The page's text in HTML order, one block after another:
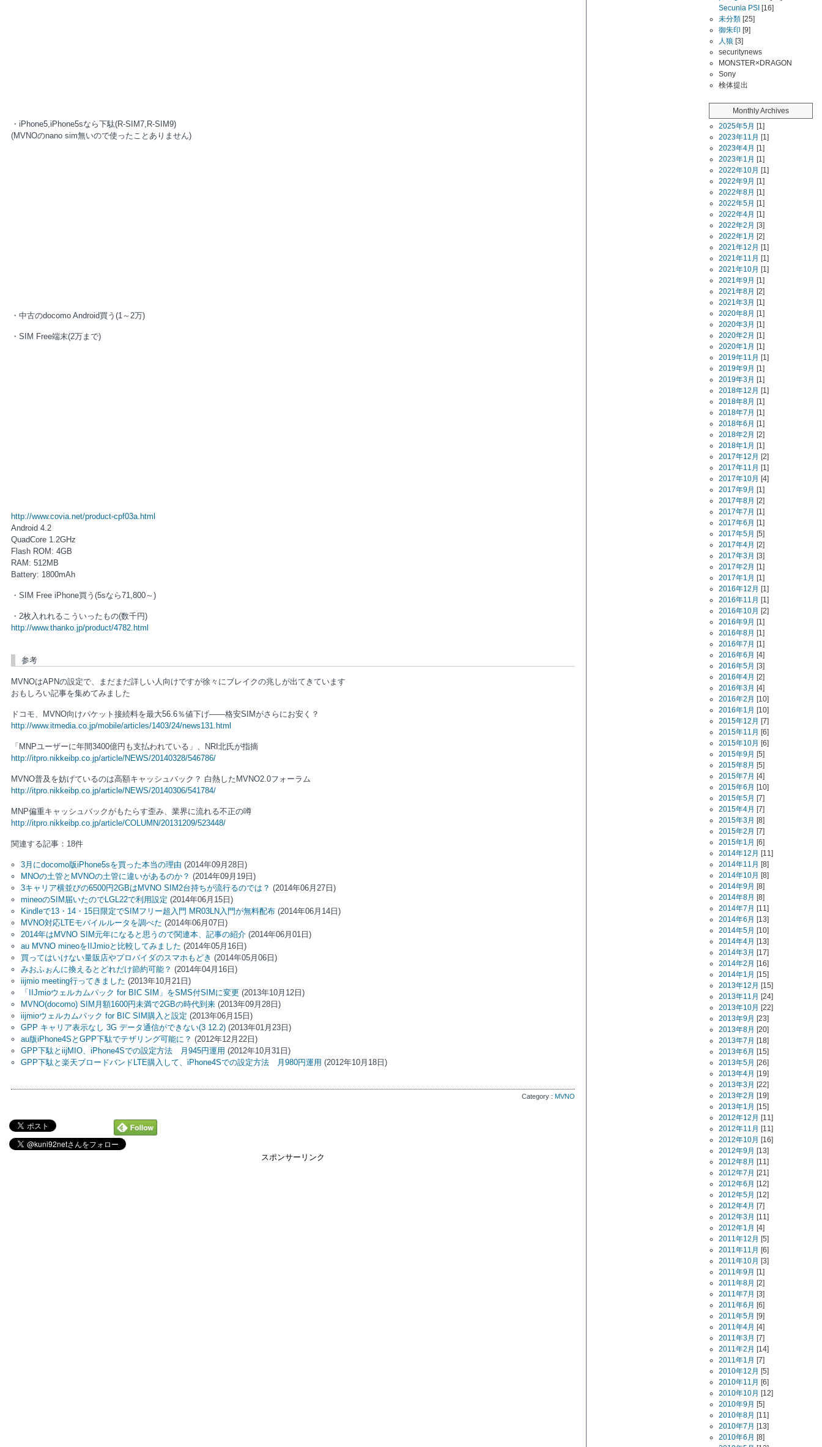
・iPhone5,iPhone5sなら下駄(R-SIM7,R-SIM9)
(MVNOのnano sim無いので使ったことありません)
・中古のdocomo Android買う(1～2万)
・SIM Free端末(2万まで)
http://www.covia.net/product-cpf03a.html
Android 4.2
QuadCore 1.2GHz
Flash ROM: 4GB
RAM: 512MB
Battery: 1800mAh
・SIM Free iPhone買う(5sなら71,800～)
・2枚入れれるこういったもの(数千円)
http://www.thanko.jp/product/4782.html
参考
MVNOはAPNの設定で、まだまだ詳しい人向けですが徐々にブレイクの兆しが出てきています
おもしろい記事を集めてみました
ドコモ、MVNO向けパケット接続料を最大56.6％値下げ――格安SIMがさらにお安く？
http://www.itmedia.co.jp/mobile/articles/1403/24/news131.html
「MNPユーザーに年間3400億円も支払われている」、NRI北氏が指摘
http://itpro.nikkeibp.co.jp/article/NEWS/20140328/546786/
MVNO普及を妨げているのは高額キャッシュバック？ 白熱したMVNO2.0フォーラム
http://itpro.nikkeibp.co.jp/article/NEWS/20140306/541784/
MNP偏重キャッシュバックがもたらす歪み、業界に流れる不正の噂
http://itpro.nikkeibp.co.jp/article/COLUMN/20131209/523448/
関連する記事：18件
3月にdocomo版iPhone5sを買った本当の理由 (2014年09月28日)
MNOの土管とMVNOの土管に違いがあるのか？ (2014年09月19日)
3キャリア横並びの6500円2GBはMVNO SIM2台持ちが流行るのでは？ (2014年06月27日)
mineoのSIM届いたのでLGL22で利用設定 (2014年06月15日)
Kindleで13・14・15日限定でSIMフリー超入門 MR03LN入門が無料配布 (2014年06月14日)
MVNO対応LTEモバイルルータを調べた (2014年06月07日)
2014年はMVNO SIM元年になると思うので関連本、記事の紹介 (2014年06月01日)
au MVNO mineoをIIJmioと比較してみました (2014年05月16日)
買ってはいけない量販店やプロバイダのスマホもどき (2014年05月06日)
みおふぉんに換えるとどれだけ節約可能？ (2014年04月16日)
iijmio meeting行ってきました (2013年10月21日)
「IIJmioウェルカムパック for BIC SIM」をSMS付SIMに変更 (2013年10月12日)
MVNO(docomo) SIM月額1600円未満で2GBの時代到来 (2013年09月28日)
iijmioウェルカムパック for BIC SIM購入と設定 (2013年06月15日)
GPP キャリア表示なし 3G データ通信ができない(3 12.2) (2013年01月23日)
au版iPhone4SとGPP下駄でテザリング可能に？ (2012年12月22日)
GPP下駄とiijMIO、iPhone4Sでの設定方法 月945円運用 (2012年10月31日)
GPP下駄と楽天ブロードバンドLTE購入して、iPhone4Sでの設定方法 月980円運用 (2012年10月18日)
Category : MVNO
スポンサーリンク
Secunia PSI [16]
未分類 [25]
御朱印 [9]
人狼 [3]
securitynews
MONSTER×DRAGON
Sony
検体提出
Monthly Archives
2025年5月 [1]
2023年11月 [1]
2023年4月 [1]
2023年1月 [1]
2022年10月 [1]
2022年9月 [1]
2022年8月 [1]
2022年5月 [1]
2022年4月 [1]
2022年2月 [3]
2022年1月 [2]
2021年12月 [1]
2021年11月 [1]
2021年10月 [1]
2021年9月 [1]
2021年8月 [2]
2021年3月 [1]
2020年8月 [1]
2020年3月 [1]
2020年2月 [1]
2020年1月 [1]
2019年11月 [1]
2019年9月 [1]
2019年3月 [1]
2018年12月 [1]
2018年8月 [1]
2018年7月 [1]
2018年6月 [1]
2018年2月 [2]
2018年1月 [1]
2017年12月 [2]
2017年11月 [1]
2017年10月 [4]
2017年9月 [1]
2017年8月 [2]
2017年7月 [1]
2017年6月 [1]
2017年5月 [5]
2017年4月 [2]
2017年3月 [3]
2017年2月 [1]
2017年1月 [1]
2016年12月 [1]
2016年11月 [1]
2016年10月 [2]
2016年9月 [1]
2016年8月 [1]
2016年7月 [1]
2016年6月 [4]
2016年5月 [3]
2016年4月 [2]
2016年3月 [4]
2016年2月 [10]
2016年1月 [10]
2015年12月 [7]
2015年11月 [6]
2015年10月 [6]
2015年9月 [5]
2015年8月 [5]
2015年7月 [4]
2015年6月 [10]
2015年5月 [7]
2015年4月 [7]
2015年3月 [8]
2015年2月 [7]
2015年1月 [6]
2014年12月 [11]
2014年11月 [8]
2014年10月 [8]
2014年9月 [8]
2014年8月 [8]
2014年7月 [11]
2014年6月 [13]
2014年5月 [10]
2014年4月 [13]
2014年3月 [17]
2014年2月 [16]
2014年1月 [15]
2013年12月 [15]
2013年11月 [24]
2013年10月 [22]
2013年9月 [23]
2013年8月 [20]
2013年7月 [18]
2013年6月 [15]
2013年5月 [26]
2013年4月 [19]
2013年3月 [22]
2013年2月 [19]
2013年1月 [15]
2012年12月 [11]
2012年11月 [11]
2012年10月 [16]
2012年9月 [13]
2012年8月 [11]
2012年7月 [21]
2012年6月 [12]
2012年5月 [12]
2012年4月 [7]
2012年3月 [11]
2012年1月 [4]
2011年12月 [5]
2011年11月 [6]
2011年10月 [3]
2011年9月 [1]
2011年8月 [2]
2011年7月 [3]
2011年6月 [6]
2011年5月 [9]
2011年4月 [4]
2011年3月 [7]
2011年2月 [14]
2011年1月 [7]
2010年12月 [5]
2010年11月 [6]
2010年10月 [12]
2010年9月 [5]
2010年8月 [11]
2010年7月 [13]
2010年6月 [8]